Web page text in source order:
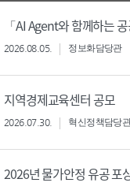
「AI Agent와 함께하는
2026.08.05. 정보화담당관
지역경제교육센터 공모
2026.07.30. 혁신정책담당
2026년 물가안정 유공 포